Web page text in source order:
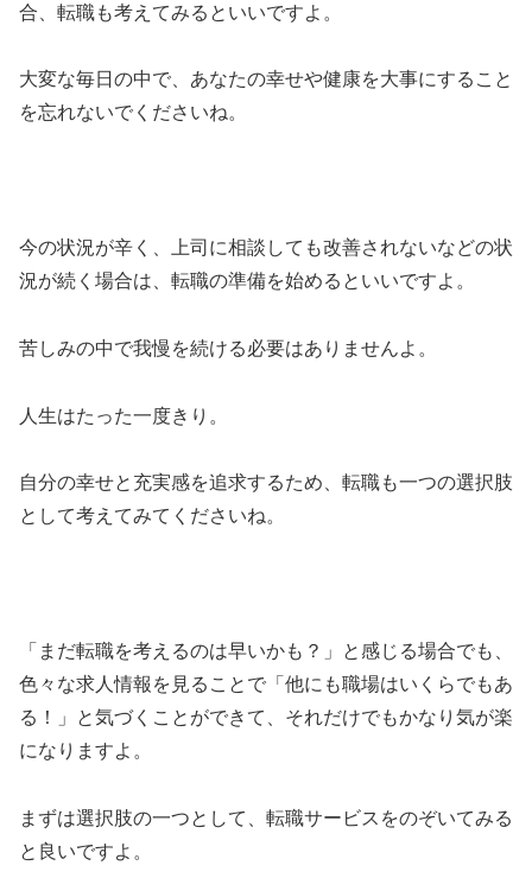
合、転職も考えてみるといいですよ。
大変な毎日の中で、あなたの幸せや健康を大事にすること
を忘れないでくださいね。
今の状況が辛く、上司に相談しても改善されないなどの状
況が続く場合は、転職の準備を始めるといいですよ。
苦しみの中で我慢を続ける必要はありませんよ。
人生はたった一度きり。
自分の幸せと充実感を追求するため、転職も一つの選択肢
として考えてみてくださいね。
「まだ転職を考えるのは早いかも？」と感じる場合でも、
色々な求人情報を見ることで「他にも職場はいくらでもあ
る！」と気づくことができて、それだけでもかなり気が楽
になりますよ。
まずは選択肢の一つとして、転職サービスをのぞいてみる
と良いですよ。